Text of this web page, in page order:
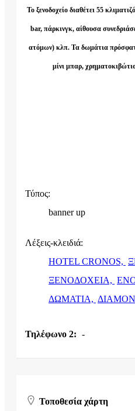
Το ξενοδοχείο διαθέτει 55
bar, πάρκινγκ, αίθουσα
ατόμων) κλπ. Τα δωμάτια
μίνι μπαρ,
Τύπος:
banner up
Λέξεις-κλειδιά:
HOTEL CRONOS,
ΞΕΝΟΔΟΧΕΙΑ,
ΔΩΜΑΤΙΑ,
Τηλέφωνο 2: -
Τοποθεσία χάρτη